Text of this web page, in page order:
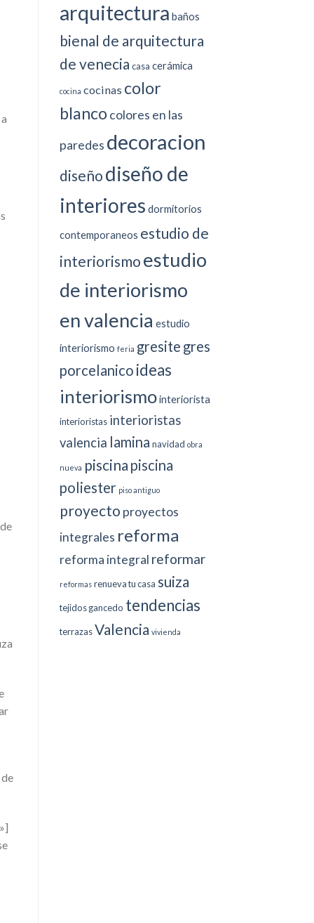
arquitectura baños
bienal de arquitectura
de venecia casa cerámica
cocina cocinas color
blanco colores en las
paredes decoracion
diseño diseño de
interiores dormitorios
contemporaneos estudio de
interiorismo estudio
de interiorismo
en valencia estudio
interiorismo feria gresite gres
porcelanico ideas
interiorismointeriorista
interioristas interioristas
valencia lamina navidad obra
nueva piscina piscina
poliester piso antiguo
proyecto proyectos
integrales reforma
reforma integral reformar
reformas renueva tu casa suiza
tejidos gancedo tendencias
terrazas Valencia vivienda